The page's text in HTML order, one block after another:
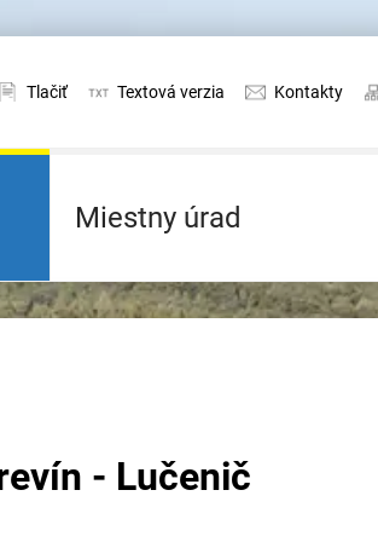
Tlačiť Textová verzia Kontakty
Miestny úrad
- Lučenič